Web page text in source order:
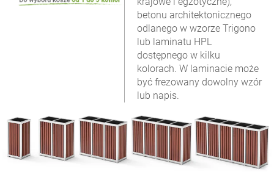
betonu architektonicznego
odlanego w wzorze Trigono
lub laminatu HPL
dostępnego w kilku
kolorach. W laminacie może
być frezowany dowolny wzór
lub napis.